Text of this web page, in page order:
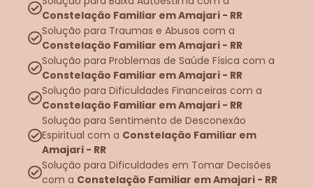
Constelação Familiar em Amajari - RR
Solução para Traumas e Abusos com a
Constelação Familiar em Amajari - RR
Solução para Problemas de Saúde Física com a
Constelação Familiar em Amajari - RR
Solução para Dificuldades Financeiras com a
Constelação Familiar em Amajari - RR
Solução para Sentimento de Desconexão
Espiritual com a Constelação Familiar em
Amajari - RR
Solução para Dificuldades em Tomar Decisões
com a Constelação Familiar em Amajari - RR